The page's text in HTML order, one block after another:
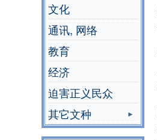
文化
通讯, 网络
教育
经济
迫害正义民众
其它文种